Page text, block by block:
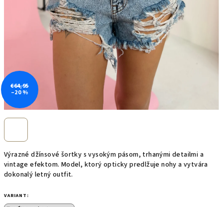
Výrazné džínsové šortky s vysokým pásom, trhanými detailmi a
vintage efektom. Model, ktorý opticky predlžuje nohy a vytvára
dokonalý letný outfit.
VARIANT:
€64,95
–20 %